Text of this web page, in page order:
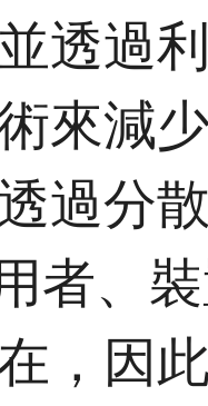
透過
來減
過分
者、
，因